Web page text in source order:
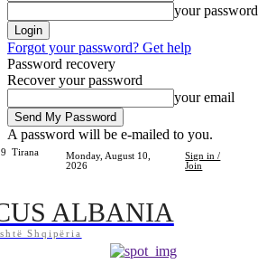
your password
Forgot your password? Get help
Password recovery
Recover your password
your email
A password will be e-mailed to you.
Tirana
Monday, August 10,
2026
Sign in /
Join
ALBANIA
Shqipëria